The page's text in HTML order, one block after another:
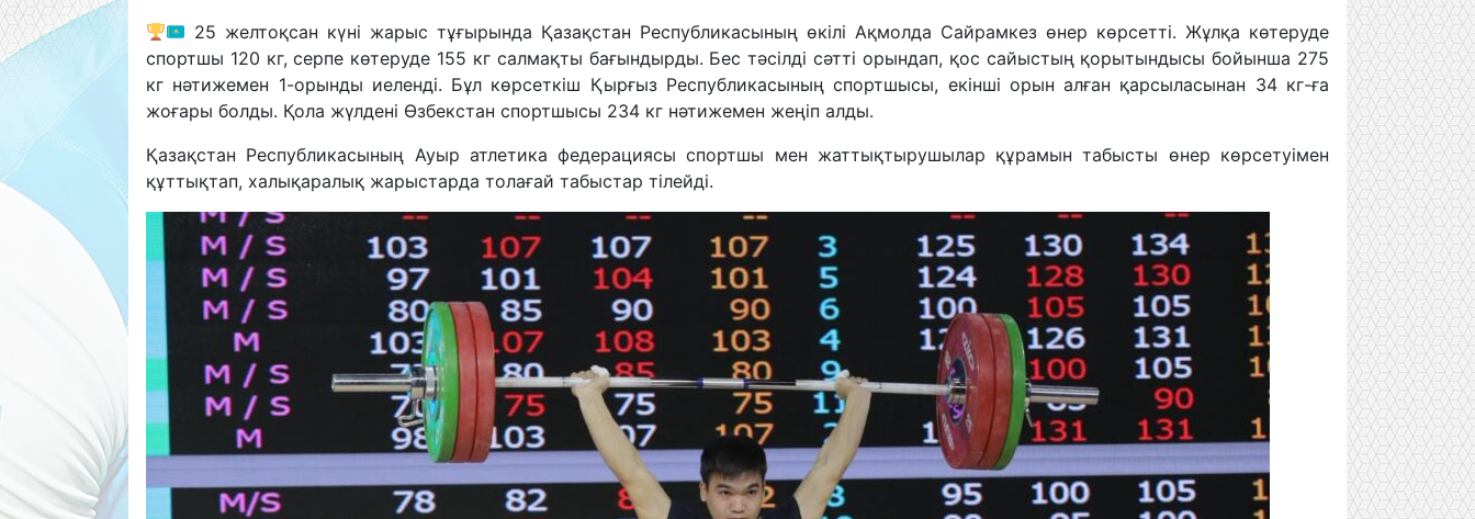
25 желтоқсан күні жарыс тұғырында Қазақстан Республикасының өкілі Ақмолда Сайрамкез өнер көрсетті. Жұлқа көтеруде
спортшы 120 кг, серпе көтеруде 155 кг салмақты бағындырды. Бес тәсілді сәтті орындап, қос сайыстың қорытындысы бойынша 275
кг нәтижемен 1-орынды иеленді. Бұл көрсеткіш Қырғыз Республикасының спортшысы, екінші орын алған қарсыласынан 34 кг-ға
жоғары болды. Қола жүлдені Өзбекстан спортшысы 234 кг нәтижемен жеңіп алды.
Қазақстан Республикасының Ауыр атлетика федерациясы спортшы мен жаттықтырушылар құрамын табысты өнер көрсетуімен
құттықтап, халықаралық жарыстарда толағай табыстар тілейді.